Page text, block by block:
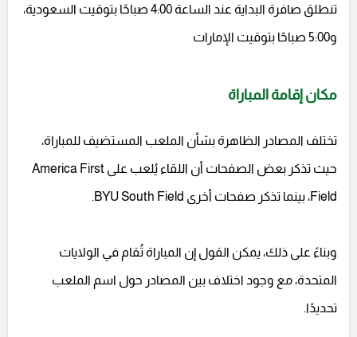
تنطلق صافرة البداية عند الساعة 4:00 صباحًا بتوقيت السعودية،
و5:00 صباحًا بتوقيت الإمارات
مكان إقامة المباراة
تختلف المصادر الظاهرة بشأن الملعب المستضيف للمباراة،
حيث تذكر بعض الصفحات أن اللقاء يُلعب على America First
Field، بينما تذكر صفحات أخرى BYU South Field.
وبناءً على ذلك، يمكن القول إن المباراة تُقام في الولايات
المتحدة، مع وجود اختلاف بين المصادر حول اسم الملعب
تحديدًا.